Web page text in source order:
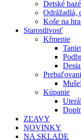
Detské
Odrážadlá,
Koše na
Starostlivosť
Kŕmenie
Kúpanie
ZĽAVY
NOVINKY
NA SKLADE